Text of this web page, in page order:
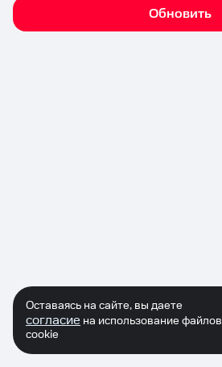
Обновить
Оставаясь на сайте, вы даете
согласие на использование файлов
cookie